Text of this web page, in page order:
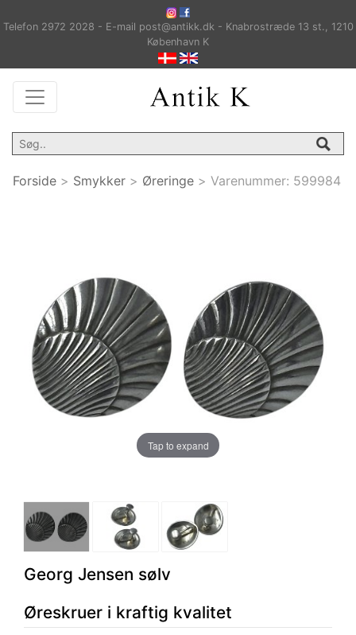
Telefon 2972 2028 - E-mail post@antikk.dk - Knabrostræde 13 st., 1210
København K
Forside > Smykker > Øreringe > Varenummer: 599984
Tap to expand
Georg Jensen sølv
Øreskruer i kraftig kvalitet